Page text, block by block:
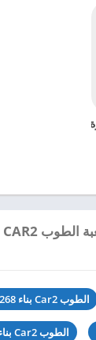
الطوب Car2 بناء 1.1.268
الطوب Car2 بناء Apk Mod